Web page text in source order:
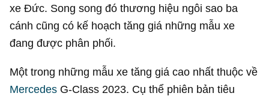
xe Đức. Song song đó thương hiệu ngôi sao ba
cánh cũng có kế hoạch tăng giá những mẫu xe
đang được phân phối.
Một trong những mẫu xe tăng giá cao nhất thuộc về
Mercedes G-Class 2023. Cụ thể phiên bản tiêu